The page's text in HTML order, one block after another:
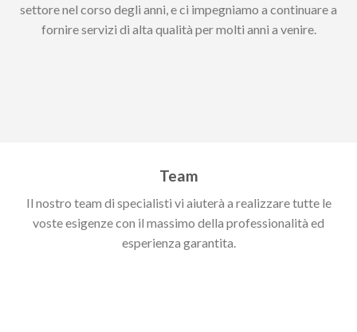
settore nel corso degli anni, e ci impegniamo a continuare a
fornire servizi di alta qualità per molti anni a venire.
Team
Il nostro team di specialisti vi aiuterà a realizzare tutte le
voste esigenze con il massimo della professionalità ed
esperienza garantita.